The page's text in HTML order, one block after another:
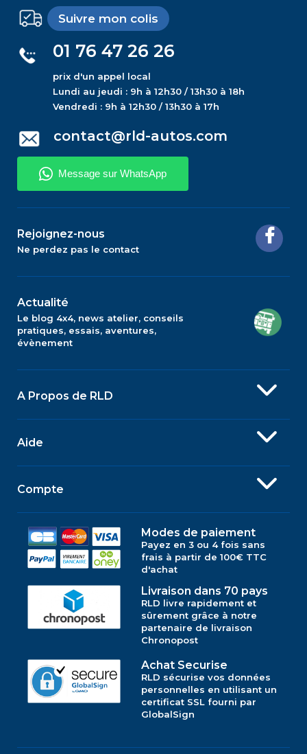
Suivre mon colis
01 76 47 26 26
prix d'un appel local
Lundi au jeudi : 9h à 12h30 / 13h30 à 18h
Vendredi : 9h à 12h30 / 13h30 à 17h
contact@rld-autos.com
Rejoignez-nous
Ne perdez pas le contact
Actualité
Le blog 4x4, news atelier, conseils
pratiques, essais, aventures,
évènement
A Propos de RLD
Aide
Compte
Modes de paiement
Payez en 3 ou 4 fois sans
frais à partir de 100€ TTC
d'achat
Livraison dans 70 pays
RLD livre rapidement et
sûrement grâce à notre
partenaire de livraison
Chronopost
Achat Securise
RLD sécurise vos données
personnelles en utilisant un
certificat SSL fourni par
GlobalSign